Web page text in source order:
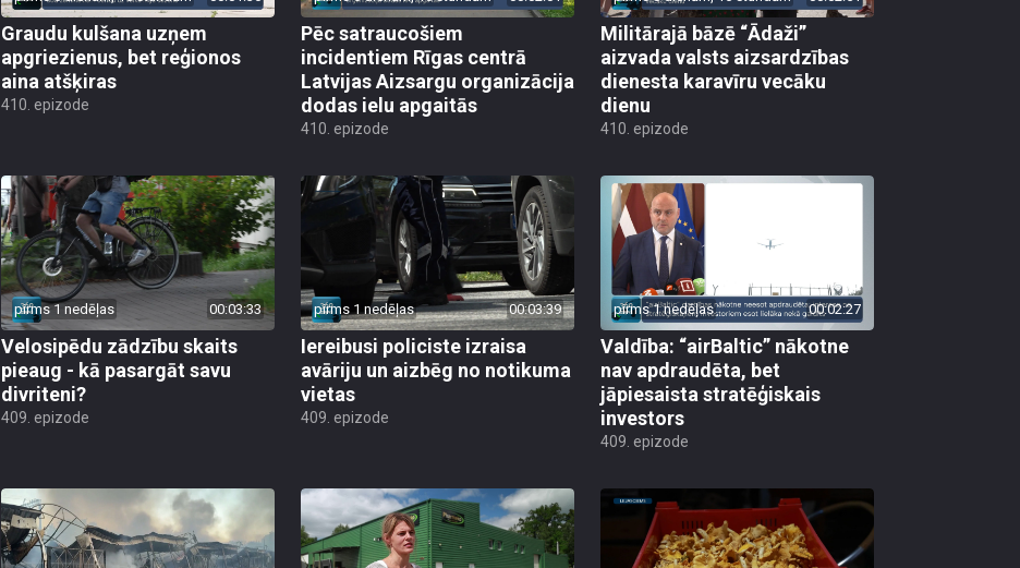
Graudu kulšana uzņem
apgriezienus, bet reģionos
aina atšķiras
410. epizode
Pēc satraucošiem
incidentiem Rīgas centrā
Latvijas Aizsargu organizācija
dodas ielu apgaitās
410. epizode
Militārajā bāzē “Ādaži”
aizvada valsts aizsardzības
dienesta karavīru vecāku
dienu
410. epizode
pirms 1 nedēļas 00:03:33
Velosipēdu zādzību skaits
pieaug - kā pasargāt savu
divriteni?
409. epizode
pirms 1 nedēļas 00:03:39
Iereibusi policiste izraisa
avāriju un aizbēg no notikuma
vietas
409. epizode
pirms 1 nedēļas 00:02:27
Valdība: “airBaltic” nākotne
nav apdraudēta, bet
jāpiesaista stratēģiskais
investors
409. epizode